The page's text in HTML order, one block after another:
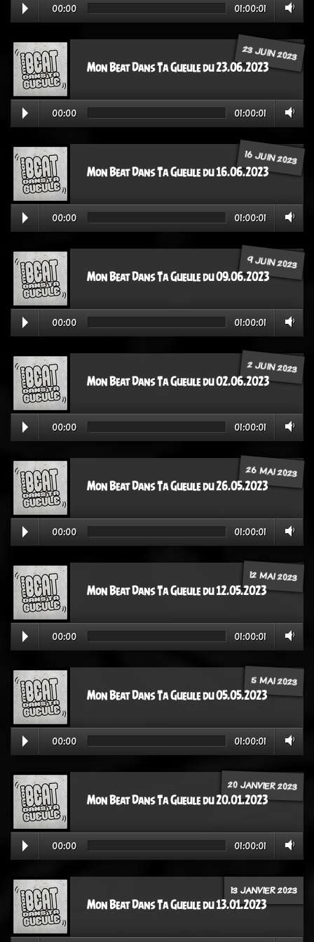
00:00 01:00:01
23 JUIN 2023
Mon Beat Dans Ta Gueule du 23.06.2023
00:00 01:00:01
16 JUIN 2023
Mon Beat Dans Ta Gueule du 16.06.2023
00:00 01:00:01
9 JUIN 2023
Mon Beat Dans Ta Gueule du 09.06.2023
00:00 01:00:01
2 JUIN 2023
Mon Beat Dans Ta Gueule du 02.06.2023
00:00 01:00:01
26 MAI 2023
Mon Beat Dans Ta Gueule du 26.05.2023
00:00 01:00:01
12 MAI 2023
Mon Beat Dans Ta Gueule du 12.05.2023
00:00 01:00:01
5 MAI 2023
Mon Beat Dans Ta Gueule du 05.05.2023
00:00 01:00:01
20 JANVIER 2023
Mon Beat Dans Ta Gueule du 20.01.2023
00:00 01:00:01
13 JANVIER 2023
Mon Beat Dans Ta Gueule du 13.01.2023